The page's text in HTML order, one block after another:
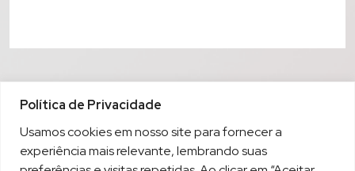
Política de Privacidade
Usamos cookies em nosso site para fornecer a
experiência mais relevante, lembrando suas